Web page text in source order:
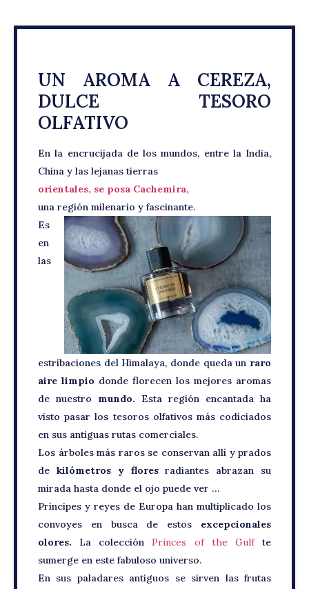
UN AROMA A CEREZA,
DULCE TESORO
OLFATIVO
En la encrucijada de los mundos, entre la India,
China y las lejanas tierras
orientales, se posa Cachemira,
una región milenario y fascinante.
Es
en
las
estribaciones del Himalaya, donde queda un raro
aire limpio donde florecen los mejores aromas
de nuestro mundo. Esta región encantada ha
visto pasar los tesoros olfativos más codiciados
en sus antiguas rutas comerciales.
Los árboles más raros se conservan allí y prados
de kilómetros y floresradiantes abrazan su
mirada hasta donde el ojo puede ver …
Príncipes y reyes de Europa han multiplicado los
convoyes en busca de estos excepcionales
olores. La colecciónPrinces of the Gulfte
sumerge en este fabuloso universo.
En sus paladares antiguos se sirven las frutas